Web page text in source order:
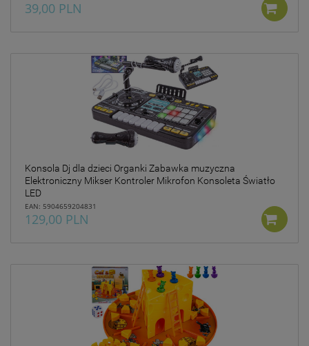
39,00 PLN
Konsola Dj dla dzieci Organki Zabawka muzyczna
Elektroniczny Mikser Kontroler Mikrofon Konsoleta Światło
LED
EAN: 5904659204831
129,00 PLN